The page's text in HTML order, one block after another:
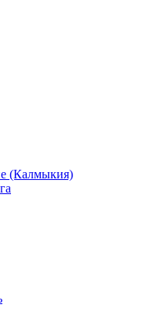
(Калмыкия)